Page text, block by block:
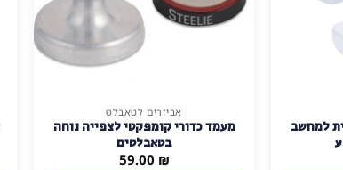
למחשב
אביזרים לטאבלט
מעמד כדורי קומפקטי לצפייה נוחה
בטאבלטים
59.00 ₪